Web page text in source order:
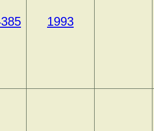
1993